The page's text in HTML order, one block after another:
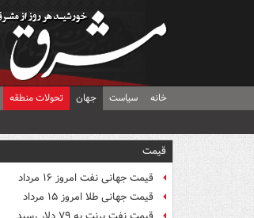
خانه سیاست جهان تحولات منطقه
قیمت
قیمت جهانی نفت امروز ۱۶ مرداد
قیمت جهانی طلا امروز ۱۵ مرداد